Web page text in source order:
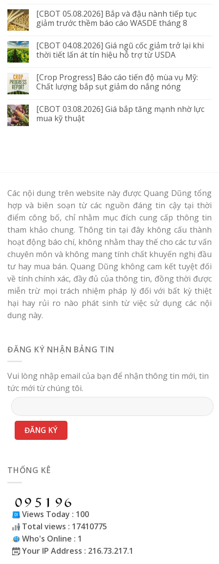
[CBOT 05.08.2026] Bắp và đậu nành tiếp tục
giảm trước thềm báo cáo WASDE tháng 8
[CBOT 04.08.2026] Giá ngũ cốc giảm trở lại khi
thời tiết lấn át tín hiệu hỗ trợ từ USDA
[Crop Progress] Báo cáo tiến độ mùa vụ Mỹ:
Chất lượng bắp sụt giảm do nắng nóng
[CBOT 03.08.2026] Giá bắp tăng mạnh nhờ lực
mua kỹ thuật
Các nội dung trên website này được Quang Dũng tổng
hợp và biên soạn từ các nguồn đáng tin cậy tại thời
điểm công bố, chỉ nhằm mục đích cung cấp thông tin
tham khảo chung. Thông tin tại đây không cấu thành
hoạt động báo chí, không nhằm thay thế cho các tư vấn
chuyên môn và không mang tính chất khuyến nghị đầu
tư hay mua bán. Quang Dũng không cam kết tuyệt đối
về tính chính xác, đầy đủ của thông tin, đồng thời được
miễn trừ mọi trách nhiệm pháp lý đối với bất kỳ thiệt
hại hay rủi ro nào phát sinh từ việc sử dụng các nội
dung này.
ĐĂNG KÝ NHẬN BẢNG TIN
Vui lòng nhập email của bạn để nhận thông tin mới, tin
tức mới từ chúng tôi.
THỐNG KÊ
Views Today : 100
Total views : 17410775
Who's Online : 1
Your IP Address : 216.73.217.1